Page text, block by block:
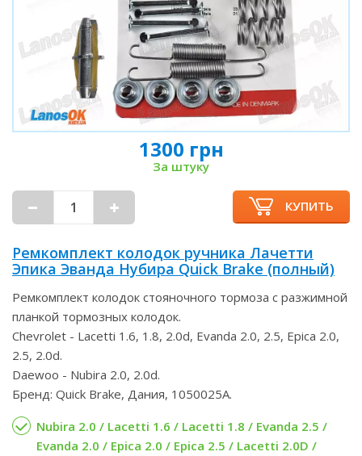
1300 грн
За штуку
КУПИТЬ
Ремкомплект колодок ручника Лачетти
Эпика Эванда Нубира Quick Brake (полный)
Ремкомплект колодок стояночного тормоза с разжимной
планкой тормозных колодок.
Chevrolet - Lacetti 1.6, 1.8, 2.0d, Evanda 2.0, 2.5, Epica 2.0,
2.5, 2.0d.
Daewoo - Nubira 2.0, 2.0d.
Бренд: Quick Brake, Дания, 1050025A.
Nubira 2.0 / Lacetti 1.6 / Lacetti 1.8 / Evanda 2.5 /
Evanda 2.0 / Epica 2.0 / Epica 2.5 / Lacetti 2.0D /